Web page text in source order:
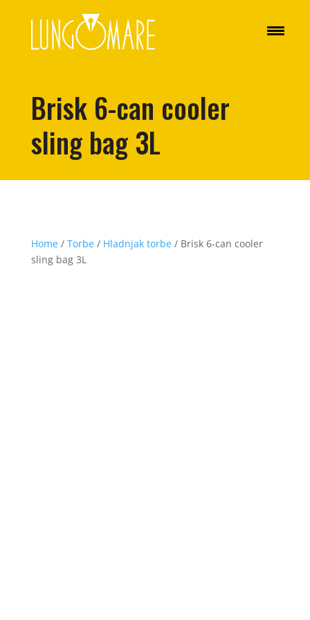
Brisk 6-can cooler
sling bag 3L
Home/ Torbe/ Hladnjak torbe/ Brisk 6-can cooler
sling bag 3L